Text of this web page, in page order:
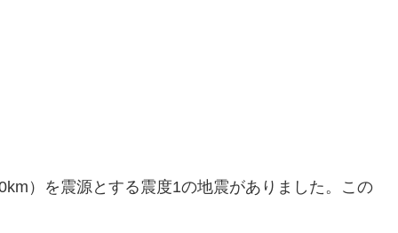
）を震源とする震度1の地震がありました。この